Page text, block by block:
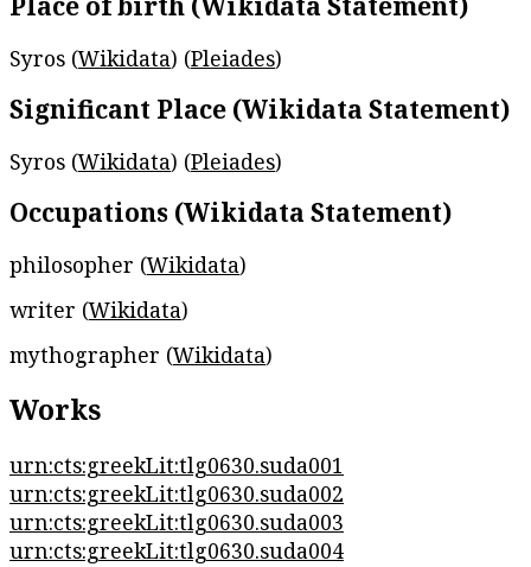
Syros (Wikidata) (Pleiades)
Significant Place (Wikidata Statement)
Syros (Wikidata) (Pleiades)
Occupations (Wikidata Statement)
philosopher (Wikidata)
writer (Wikidata)
mythographer (Wikidata)
Works
urn:cts:greekLit:tlg0630.suda001
urn:cts:greekLit:tlg0630.suda002
urn:cts:greekLit:tlg0630.suda003
urn:cts:greekLit:tlg0630.suda004